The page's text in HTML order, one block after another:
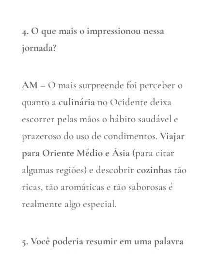
4. O que mais o impressionou nessa
jornada?
AM – O mais surpreende foi perceber o
quanto a culináriano Ocidente deixa
escorrer pelas mãos o hábito saudável e
prazeroso do uso de condimentos. Viajar
para Oriente Médio e Ásia(para citar
algumas regiões) e descobrir cozinhastão
ricas, tão aromáticas e tão saborosas é
realmente algo especial.
5. Você poderia resumir em uma palavra